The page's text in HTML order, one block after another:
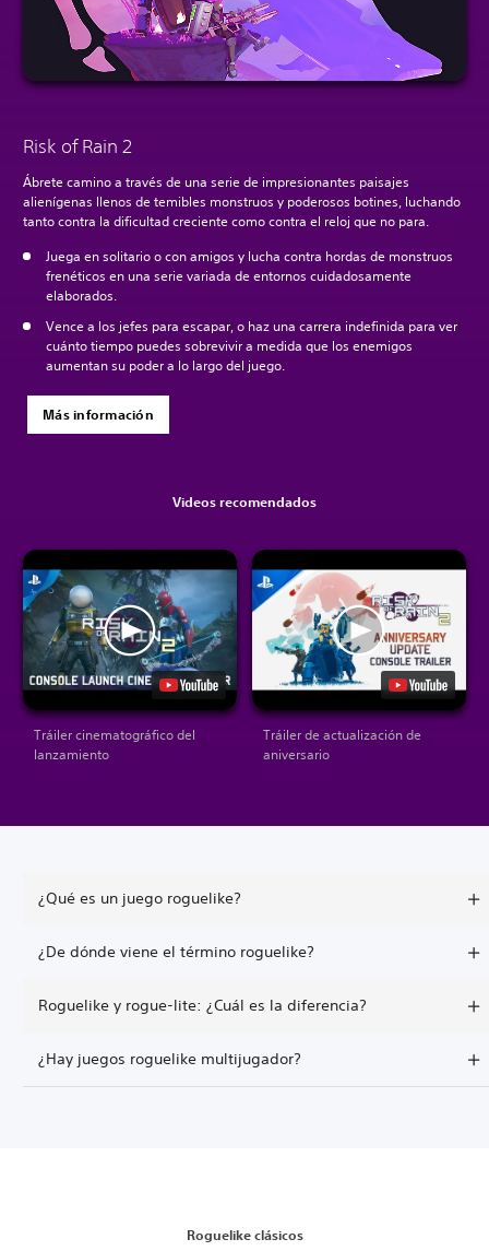
Risk of Rain 2
Ábrete camino a través de una serie de impresionantes paisajes
alienígenas llenos de temibles monstruos y poderosos botines, luchando
tanto contra la dificultad creciente como contra el reloj que no para.
Juega en solitario o con amigos y lucha contra hordas de monstruos
frenéticos en una serie variada de entornos cuidadosamente
elaborados.
Vence a los jefes para escapar, o haz una carrera indefinida para ver
cuánto tiempo puedes sobrevivir a medida que los enemigos
aumentan su poder a lo largo del juego.
Más información
Videos recomendados
Tráiler cinematográfico del
lanzamiento
Tráiler de actualización de
aniversario
¿Qué es un juego roguelike?
¿De dónde viene el término roguelike?
Roguelike y rogue-lite: ¿Cuál es la diferencia?
¿Hay juegos roguelike multijugador?
Roguelike clásicos